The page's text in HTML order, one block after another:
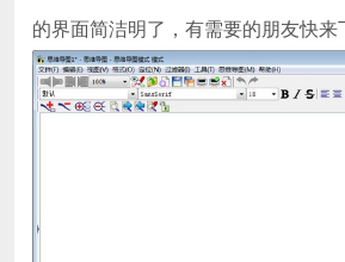
的界面简洁明了，有需要的朋友快来